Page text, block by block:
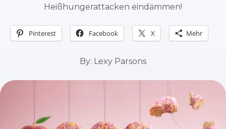
Heißhungerattacken eindämmen!
Pinterest Facebook X Mehr
By: Lexy Parsons